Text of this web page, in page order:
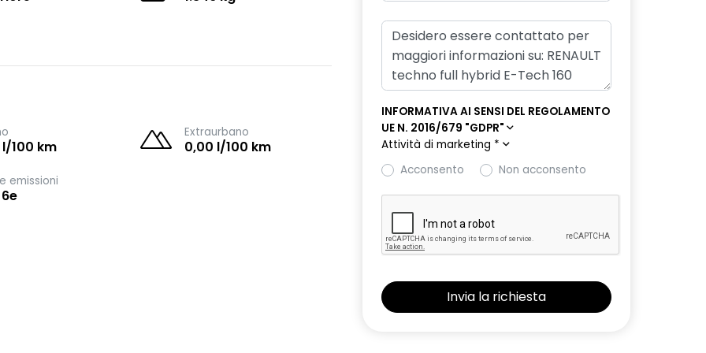
100 km
Extraurbano
0,00 l/100 km
emissioni
INFORMATIVA AI SENSI DEL REGOLAMENTO
UE N. 2016/679 "GDPR"
Attività di marketing *
Acconsento
Non acconsento